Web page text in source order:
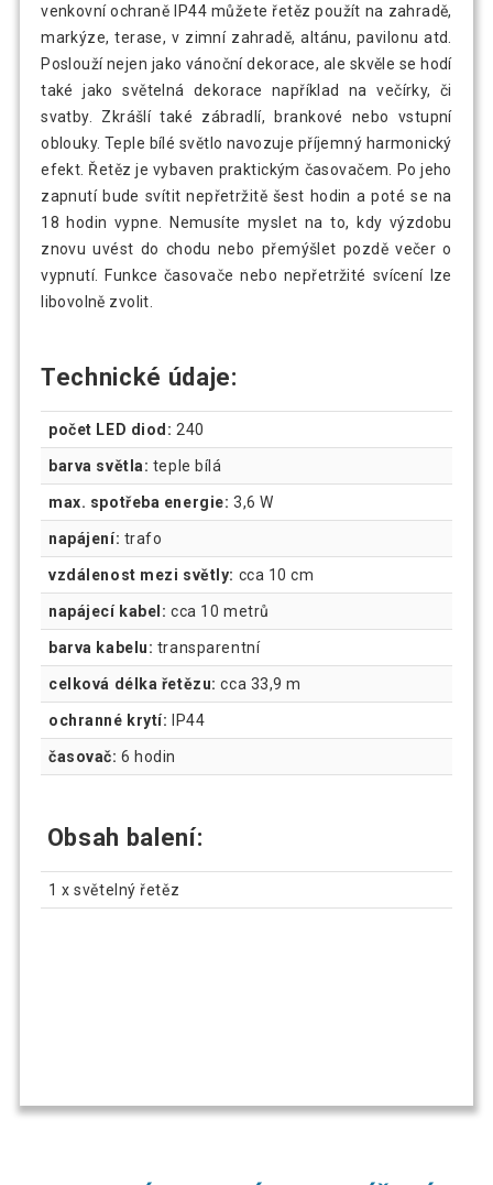
venkovní ochraně IP44 můžete řetěz použít na zahradě,
markýze, terase, v zimní zahradě, altánu, pavilonu atd.
Poslouží nejen jako vánoční dekorace, ale skvěle se hodí
také jako světelná dekorace například na večírky, či
svatby. Zkrášlí také zábradlí, brankové nebo vstupní
oblouky. Teple bílé světlo navozuje příjemný harmonický
efekt. Řetěz je vybaven praktickým časovačem. Po jeho
zapnutí bude svítit nepřetržitě šest hodin a poté se na
18 hodin vypne. Nemusíte myslet na to, kdy výzdobu
znovu uvést do chodu nebo přemýšlet pozdě večer o
vypnutí. Funkce časovače nebo nepřetržité svícení lze
libovolně zvolit.
Technické údaje:
počet LED diod: 240
barva světla: teple bílá
max. spotřeba energie: 3,6 W
napájení: trafo
vzdálenost mezi světly: cca 10 cm
napájecí kabel: cca 10 metrů
barva kabelu: transparentní
celková délka řetězu: cca 33,9 m
ochranné krytí: IP44
časovač: 6 hodin
Obsah balení:
1 x světelný řetěz